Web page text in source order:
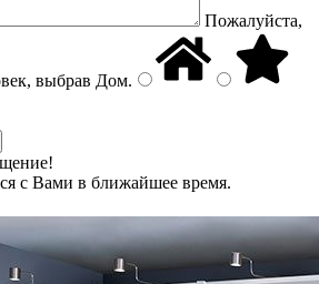
Пожалуйста,
выбрав Дом.
с Вами в ближайшее время.